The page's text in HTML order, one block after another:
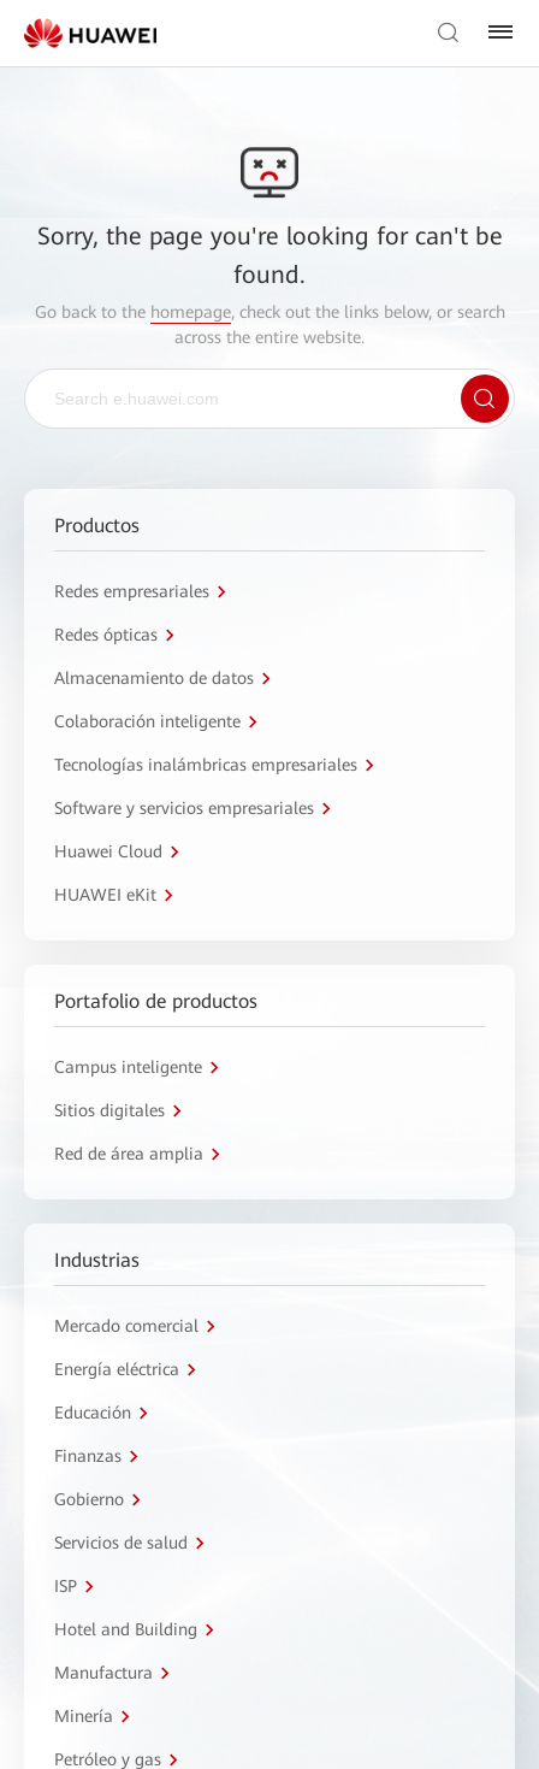
Sorry, the page you're looking for can't be
found.
Go back to the homepage, check out the links below, or search
across the entire website.
Productos
Redes empresariales
Redes ópticas
Almacenamiento de datos
Colaboración inteligente
Tecnologías inalámbricas empresariales
Software y servicios empresariales
Huawei Cloud
HUAWEI eKit
Portafolio de productos
Campus inteligente
Sitios digitales
Red de área amplia
Industrias
Mercado comercial
Energía eléctrica
Educación
Finanzas
Gobierno
Servicios de salud
ISP
Hotel and Building
Manufactura
Minería
Petróleo y gas